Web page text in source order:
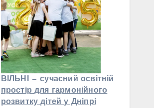
ВІЛЬНІ — сучасний освітній
простір для гармонійного
розвитку дітей у Дніпрі